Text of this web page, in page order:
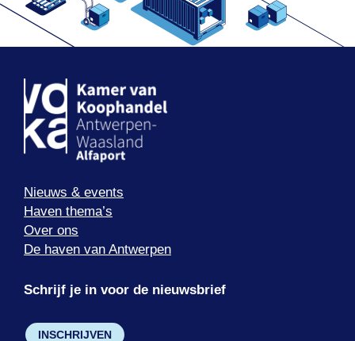
Nieuws & events
Haven thema’s
Over ons
De haven van Antwerpen
Schrijf je in voor de nieuwsbrief
INSCHRIJVEN